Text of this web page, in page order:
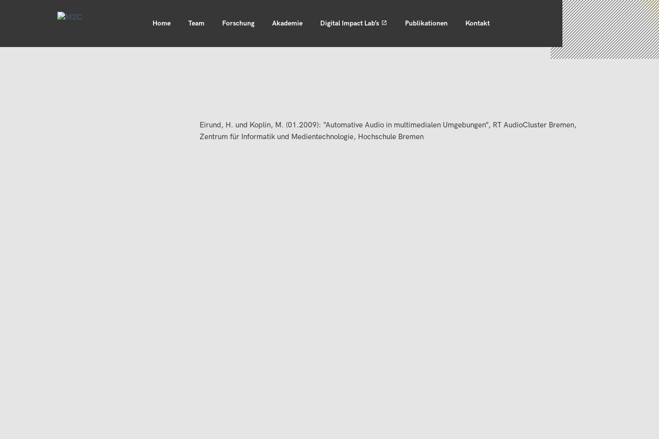
Home Team Forschung Akademie Digital Impact Lab’s Publikationen Kontakt
Eirund, H. und Koplin, M. (01.2009): “Automative Audio in multimedialen Umgebungen”, RT AudioCluster Bremen,
Zentrum für Informatik und Medientechnologie, Hochschule Bremen